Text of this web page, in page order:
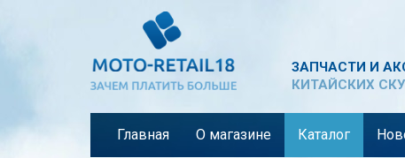
ЗАПЧАСТИ И
КИТАЙСКИХ
Главная О магазине Каталог